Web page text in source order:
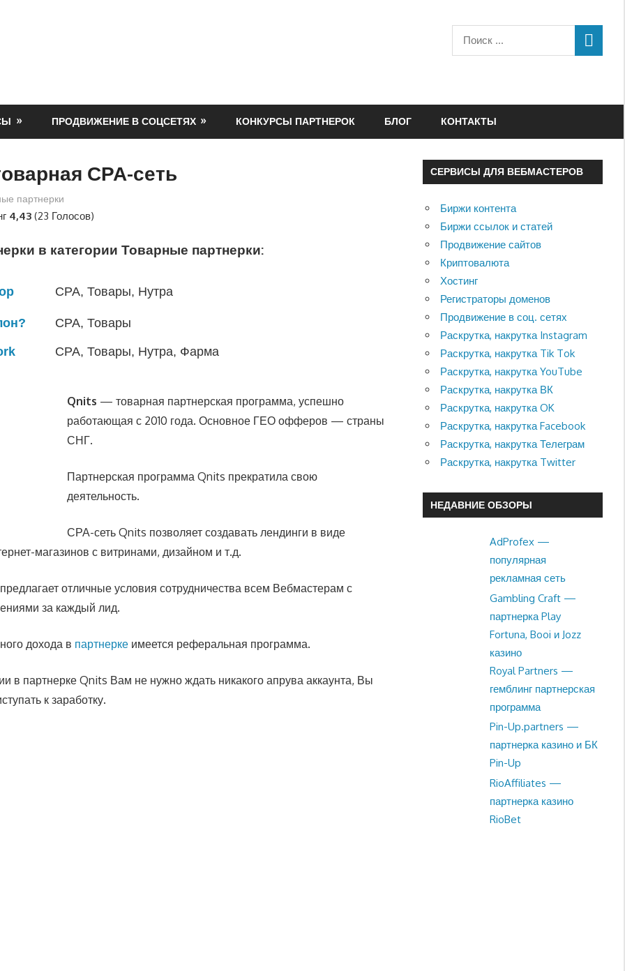
ПРОДВИЖЕНИЕ В СОЦСЕТЯХ КОНКУРСЫ ПАРТНЕРОК БЛОГ КОНТАКТЫ
СРА-сеть
партнерки
4,43 (23 Голосов)
в категории Товарные партнерки:
СРА, Товары, Нутра
СРА, Товары
СРА, Товары, Нутра, Фарма
Qnits — товарная партнерская программа, успешно
работающая с 2010 года. Основное ГЕО офферов — страны
СНГ.
Партнерская программа Qnits прекратила свою
деятельность.
СРА-сеть Qnits позволяет создавать лендинги в виде
магазинов с витринами, дизайном и т.д.
отличные условия сотрудничества всем Вебмастерам с
за каждый лид.
дохода в партнерке имеется реферальная программа.
в партнерке Qnits Вам не нужно ждать никакого апрува аккаунта, Вы
к заработку.
СЕРВИСЫ ДЛЯ ВЕБМАСТЕРОВ
Биржи контента
Биржи ссылок и статей
Продвижение сайтов
Криптовалюта
Хостинг
Регистраторы доменов
Продвижение в соц. сетях
Раскрутка, накрутка Instagram
Раскрутка, накрутка Tik Tok
Раскрутка, накрутка YouTube
Раскрутка, накрутка ВК
Раскрутка, накрутка OK
Раскрутка, накрутка Facebook
Раскрутка, накрутка Телеграм
Раскрутка, накрутка Twitter
НЕДАВНИЕ ОБЗОРЫ
AdProfex —
популярная
рекламная сеть
Gambling Craft —
партнерка Play
Fortuna, Booi и Jozz
казино
Royal Partners —
гемблинг партнерская
программа
Pin-Up.partners —
партнерка казино и БК
Pin-Up
RioAffiliates —
партнерка казино
RioBet